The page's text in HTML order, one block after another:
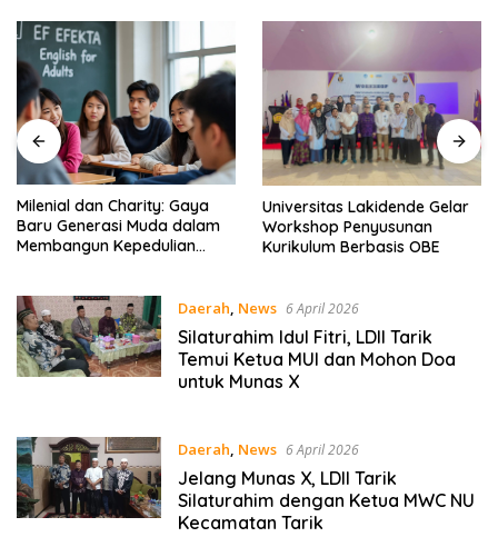
Milenial dan Charity: Gaya
Baru Generasi Muda dalam
Membangun Kepedulian
Universitas Lakidende Gelar
Workshop Penyusunan
Kurikulum Berbasis OBE
Daerah, News 6 April 2026
Silaturahim Idul Fitri, LDII Tarik
Temui Ketua MUI dan Mohon Doa
untuk Munas X
Daerah, News 6 April 2026
Jelang Munas X, LDII Tarik
Silaturahim dengan Ketua MWC NU
Kecamatan Tarik